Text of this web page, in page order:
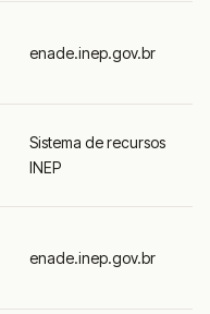
enade.inep.gov.br
Sistema de recursos
INEP
enade.inep.gov.br